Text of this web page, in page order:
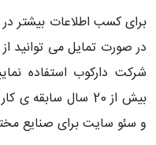
برای کسب اطلاعات
در صورت تمایل می توانید
شرکت دارکوب استفاده
بیش از 20 سال سابقه ی کار ارائه دهنده ی
و سئو سایت برای صنایع